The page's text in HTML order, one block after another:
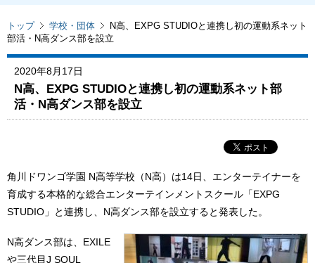
トップ 学校・団体
N高、EXPG STUDIOと連携し初の運動系ネット
部活・N高ダンス部を設立
2020年8月17日
N高、EXPG STUDIOと連携し初の運動系ネット部
活・N高ダンス部を設立
角川ドワンゴ学園 N高等学校（N高）は14日、エンターテイナーを
育成する本格的な総合エンターテインメントスクール「EXPG
STUDIO」と連携し、N高ダンス部を設立すると発表した。
N高ダンス部は、EXILE
や三代目J SOUL